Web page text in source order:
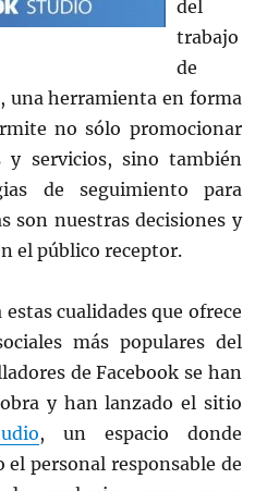
del
trabajo
de
una herramienta en forma
no sólo promocionar
y servicios, sino también
de seguimiento para
son nuestras decisiones y
el público receptor.
cualidades que ofrece
más populares del
de Facebook se han
y han lanzado el sitio
, un espacio donde
el personal responsable de